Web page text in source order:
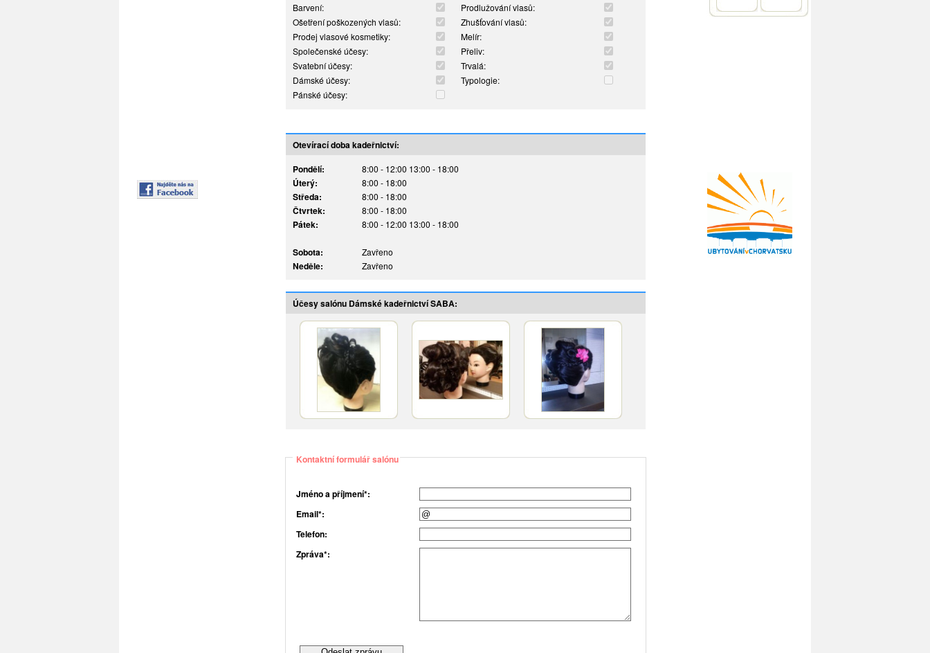
Barvení:
Ošetření poškozených vlasů:
Prodej vlasové kosmetiky:
Společenské účesy:
Svatební účesy:
Dámské účesy:
Pánské účesy:
Prodlužování vlasů:
Zhušťování vlasů:
Melír:
Přeliv:
Trvalá:
Typologie:
Otevírací doba kadeřnictví:
Pondělí:
8:00 - 12:00 13:00 - 18:00
Úterý: 8:00 - 18:00
Středa: 8:00 - 18:00
Čtvrtek: 8:00 - 18:00
Pátek: 8:00 - 12:00 13:00 - 18:00
Sobota: Zavřeno
Neděle: Zavřeno
Účesy salónu Dámské kadeřnictví SABA:
Kontaktní formulář salónu
Jméno a příjmení*:
Email*:
Telefon:
Zpráva*: